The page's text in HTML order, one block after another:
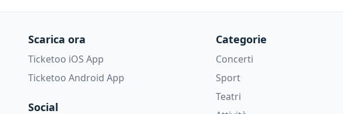
Scarica ora
Ticketoo iOS App
Ticketoo Android App
Social
Categorie
Concerti
Sport
Teatri